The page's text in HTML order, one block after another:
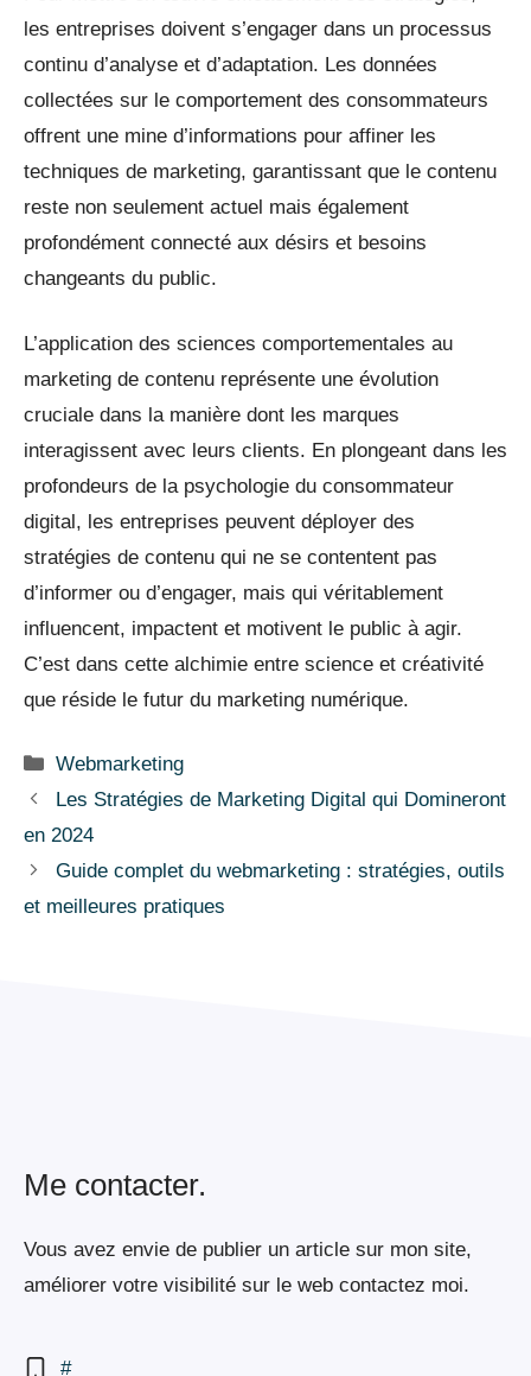
les entreprises doivent s’engager dans un processus
continu d’analyse et d’adaptation. Les données
collectées sur le comportement des consommateurs
offrent une mine d’informations pour affiner les
techniques de marketing, garantissant que le contenu
reste non seulement actuel mais également
profondément connecté aux désirs et besoins
changeants du public.
L’application des sciences comportementales au
marketing de contenu représente une évolution
cruciale dans la manière dont les marques
interagissent avec leurs clients. En plongeant dans les
profondeurs de la psychologie du consommateur
digital, les entreprises peuvent déployer des
stratégies de contenu qui ne se contentent pas
d’informer ou d’engager, mais qui véritablement
influencent, impactent et motivent le public à agir.
C’est dans cette alchimie entre science et créativité
que réside le futur du marketing numérique.
Catégories
Webmarketing
Les Stratégies de Marketing Digital qui Domineront
en 2024
Guide complet du webmarketing : stratégies, outils
et meilleures pratiques
Me contacter.
Vous avez envie de publier un article sur mon site,
améliorer votre visibilité sur le web contactez moi.
#